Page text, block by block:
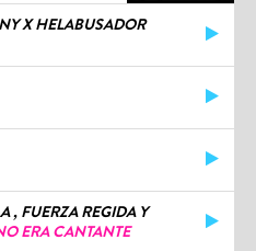
X HELABUSADOR
, FUERZA REGIDA Y
ERA CANTANTE